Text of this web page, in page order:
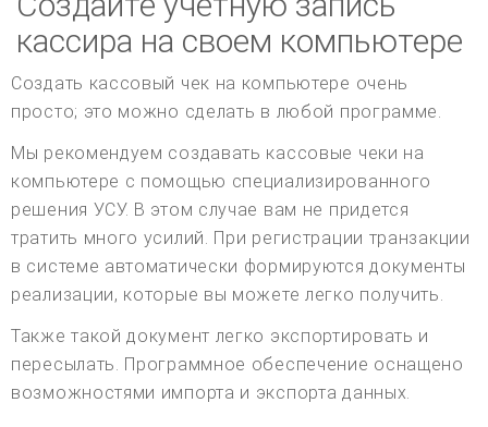
кассира на своем компьютере
Создать кассовый чек на компьютере очень
просто; это можно сделать в любой программе.
Мы рекомендуем создавать кассовые чеки на
компьютере с помощью специализированного
решения УСУ. В этом случае вам не придется
тратить много усилий. При регистрации транзакции
в системе автоматически формируются документы
реализации, которые вы можете легко получить.
Также такой документ легко экспортировать и
пересылать. Программное обеспечение оснащено
возможностями импорта и экспорта данных.